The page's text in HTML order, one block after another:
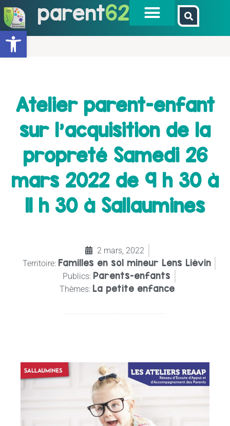
Ouvrir la barre d’outils
parent62
Atelier parent-enfant
sur l’acquisition de la
propreté Samedi 26
mars 2022 de 9 h 30 à
11 h 30 à Sallaumines
2 mars, 2022
Territoire: Familles en sol mineur Lens Liévin
Publics: Parents-enfants
Thèmes: La petite enfance